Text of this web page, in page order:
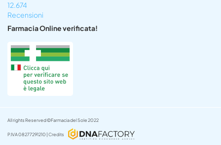
12.674
Recensioni
Farmacia Online verificata!
All rights Reserved ©Farmacia del Sole 2022
P.IVA 08277291210 | Credits